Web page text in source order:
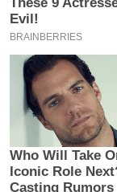
प
र
मि
सा
ल
मि
सा